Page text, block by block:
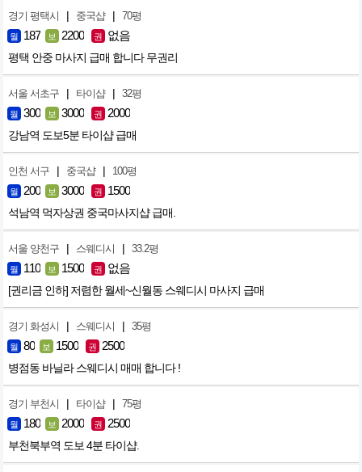
경기 평택시 | 중국샵 | 70평
월 187 보 2200 권 없음
평택 안중 마사지 급매 합니다 무권리
서울 서초구 | 타이샵 | 32평
월 300 보 3000 권 2000
강남역 도보5분 타이샵 급매
인천 서구 | 중국샵 | 100평
월 200 보 3000 권 1500
석남역 먹자상권 중국마사지샵 급매.
서울 양천구 | 스웨디시 | 33.2평
월 110 보 1500 권 없음
[권리금 인하] 저렴한 월세~신월동 스웨디시 마사지 급매
경기 화성시 | 스웨디시 | 35평
월 80 보 1500 권 2500
병점동 바닐라 스웨디시 매매 합니다 !
경기 부천시 | 타이샵 | 75평
월 180 보 2000 권 2500
부천북부역 도보 4분 타이샵.